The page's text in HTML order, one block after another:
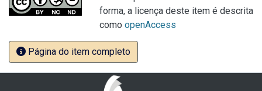
forma, a licença deste item é descrita
como openAccess
Página do item completo